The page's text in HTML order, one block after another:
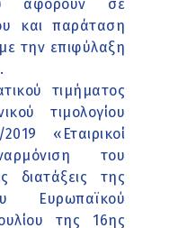
αφορούν σε
και παράταση
την επιφύλαξη
τιμήματος
τιμολογίου
«Εταιρικοί
του
διατάξεις της
Ευρωπαϊκού
της 16ης